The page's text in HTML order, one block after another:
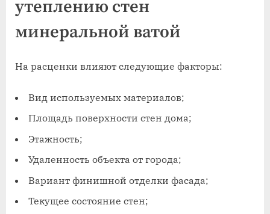
утеплению стен
минеральной ватой
На расценки влияют следующие факторы:
Вид используемых материалов;
Площадь поверхности стен дома;
Этажность;
Удаленность объекта от города;
Вариант финишной отделки фасада;
Текущее состояние стен;